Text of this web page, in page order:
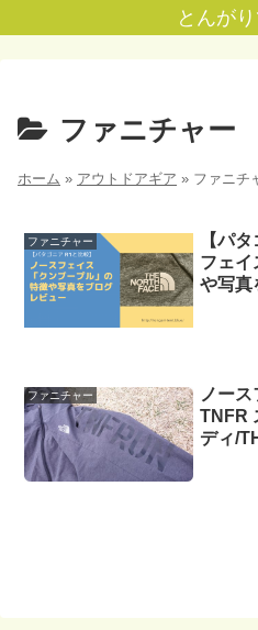
とんが
ファニチャー
ホーム » アウトドアギア » ファニチ
ファニチャー
【パ
フェイ
や写真
ファニチャー
ノー
TNFR
ディ/